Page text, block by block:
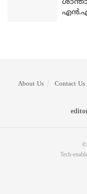
About Us Contact Us
©
Tech-